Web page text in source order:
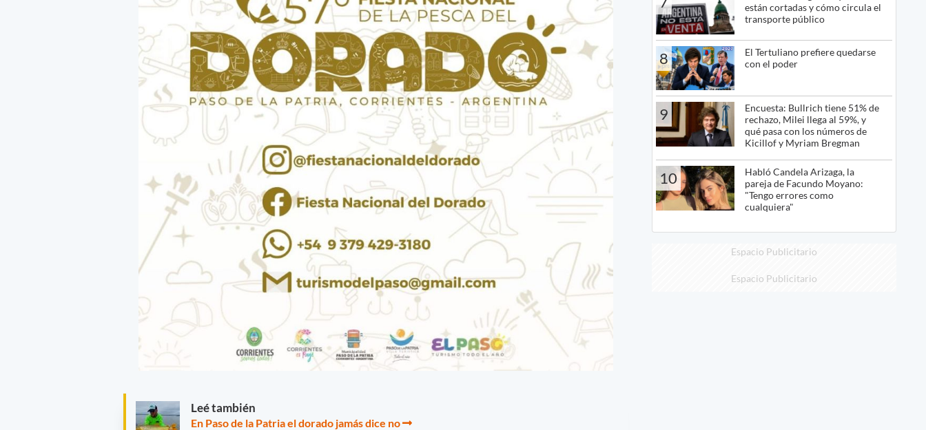
Leé también
En Paso de la Patria el dorado jamás dice no
están cortadas y cómo circula el
transporte público
8
El Tertuliano prefiere quedarse
con el poder
9
Encuesta: Bullrich tiene 51% de
rechazo, Milei llega al 59%, y
qué pasa con los números de
Kicillof y Myriam Bregman
10
Habló Candela Arizaga, la
pareja de Facundo Moyano:
"Tengo errores como
cualquiera"
Espacio Publicitario
Espacio Publicitario